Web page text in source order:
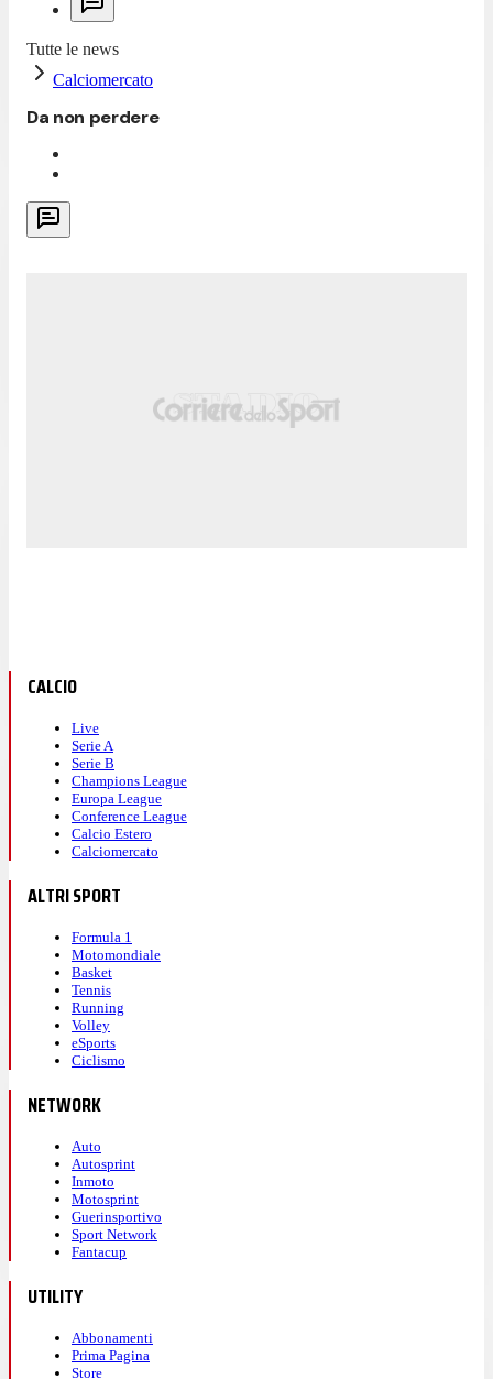
Tutte le news
Calciomercato
Da non perdere
CALCIO
Live
Serie A
Serie B
Champions League
Europa League
Conference League
Calcio Estero
Calciomercato
ALTRI SPORT
Formula 1
Motomondiale
Basket
Tennis
Running
Volley
eSports
Ciclismo
NETWORK
Auto
Autosprint
Inmoto
Motosprint
Guerinsportivo
Sport Network
Fantacup
UTILITY
Abbonamenti
Prima Pagina
Store